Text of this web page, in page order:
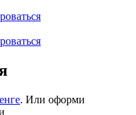
. Или оформи